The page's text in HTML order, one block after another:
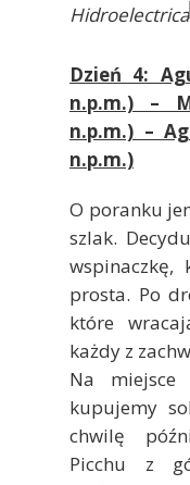
Hidroelectrica
Dzień 4:
n.p.m.) –
n.p.m.) –
n.p.m.)
O poranku
szlak.
prosta. Po
które
każdy z
Na miejsce
kupujemy
chwilę
Picchu z